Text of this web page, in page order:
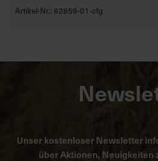
Artikel-Nr.: 62859-01-cfg
Unser kostenloser Newsletter
über Aktionen, Neuigkeiten